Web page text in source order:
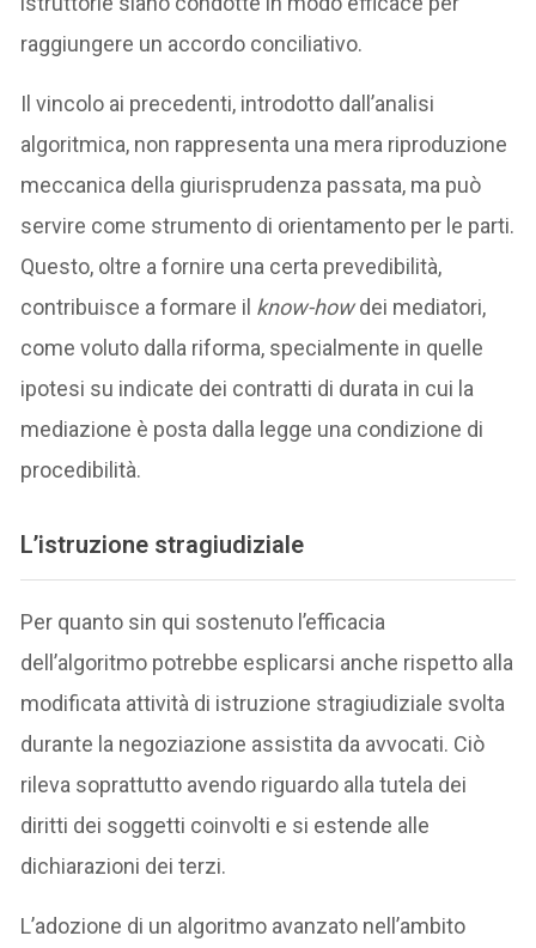
raggiungere un accordo conciliativo.
Il vincolo ai precedenti, introdotto dall’analisi
algoritmica, non rappresenta una mera riproduzione
meccanica della giurisprudenza passata, ma può
servire come strumento di orientamento per le parti.
Questo, oltre a fornire una certa prevedibilità,
contribuisce a formare il know-howdei mediatori,
come voluto dalla riforma, specialmente in quelle
ipotesi su indicate dei contratti di durata in cui la
mediazione è posta dalla legge una condizione di
procedibilità.
L’istruzione stragiudiziale
Per quanto sin qui sostenuto l’efficacia
dell’algoritmo potrebbe esplicarsi anche rispetto alla
modificata attività di istruzione stragiudiziale svolta
durante la negoziazione assistita da avvocati. Ciò
rileva soprattutto avendo riguardo alla tutela dei
diritti dei soggetti coinvolti e si estende alle
dichiarazioni dei terzi.
L’adozione di un algoritmo avanzato nell’ambito